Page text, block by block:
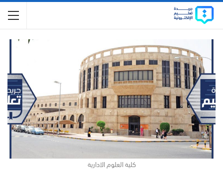
كلية العلوم الادارية